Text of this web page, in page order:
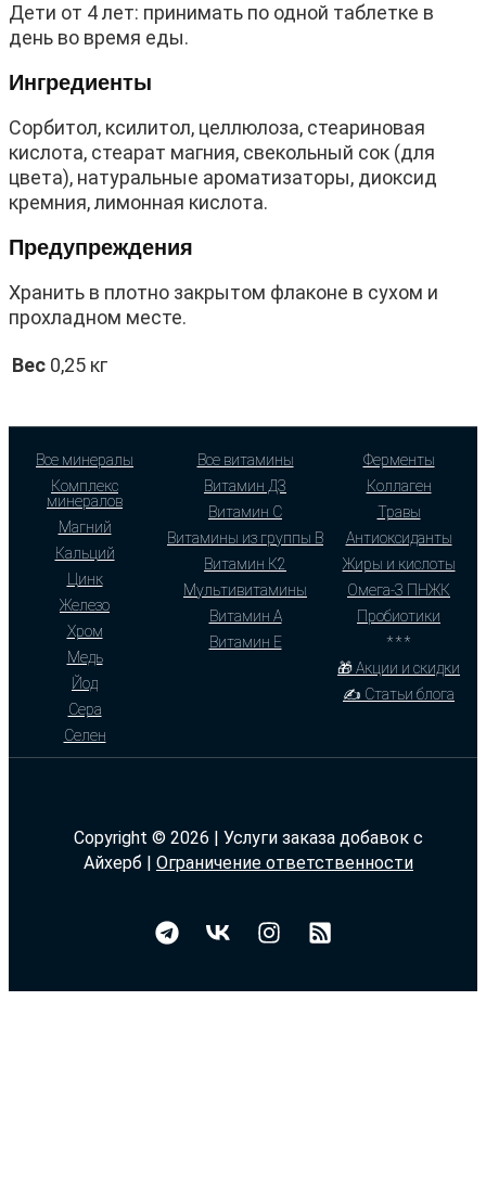
Дети от 4 лет: принимать по одной таблетке в
день во время еды.
Ингредиенты
Сорбитол, ксилитол, целлюлоза, стеариновая
кислота, стеарат магния, свекольный сок (для
цвета), натуральные ароматизаторы, диоксид
кремния, лимонная кислота.
Предупреждения
Хранить в плотно закрытом флаконе в сухом и
прохладном месте.
Вес 0,25 кг
Все минералы
Комплекс
минералов
Магний
Кальций
Цинк
Железо
Хром
Медь
Йод
Сера
Селен
Все витамины
Витамин Д3
Витамин С
Витамины из группы В
Витамин К2
Мультивитамины
Витамин А
Витамин Е
Ферменты
Коллаген
Травы
Антиоксиданты
Жиры и кислоты
Омега-3 ПНЖК
Пробиотики
* * *
🎁 Акции и скидки
✍ Статьи блога
Copyright © 2026 | Услуги заказа добавок с
Айхерб | Ограничение ответственности